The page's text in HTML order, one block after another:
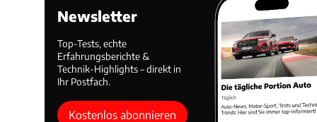
Newsletter
Top-Tests, echte
Erfahrungsberichte &
Technik-Highlights – direkt in
Ihr Postfach.
Kostenlos abonnieren